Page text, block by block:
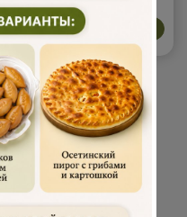
Подробнее...
1 800₽